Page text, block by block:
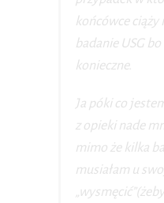
końcówce ciąży
badanie USG
konieczne.
Ja póki co
z opieki nade
mimo że kilka
musiałam u